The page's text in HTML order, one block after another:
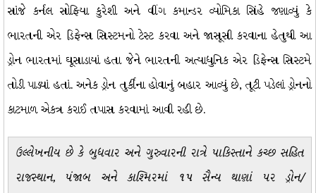
સાંજે કર્નલ સોફિયા કુરેશી અને વીંગ કમાન્ડર વ્યોમિકા સિંહે જણાવ્યું કે
ભારતની એર ડિફેન્સ સિસ્ટમનો ટેસ્ટ કરવા અને જાસૂસી કરવાના હેતુથી આ
ડ્રોન ભારતમાં ઘૂસાડાયાં હતા જેને ભારતની અત્યાધુનિક એર ડિફેન્સ સિસ્ટમે
તોડી પાડ્યાં હતાં. અનેક ડ્રોન તુર્કીના હોવાનું બહાર આવ્યું છે, તૂટી પડેલાં ડ્રોનનો
કાટમાળ એકત્ર કરાઈ તપાસ કરવામાં આવી રહી છે.
ઉલ્લેખનીય છે કે બુધવાર અને ગુરુવારની રાત્રે પાકિસ્તાને કચ્છ સહિત
રાજસ્થાન, પંજાબ અને કાશ્મિરમાં ૧૫ સૈન્ય થાણાં પર ડ્રોન/